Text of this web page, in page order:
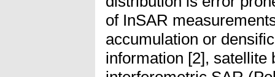
of InSAR
accumulation or
information [2], satellite